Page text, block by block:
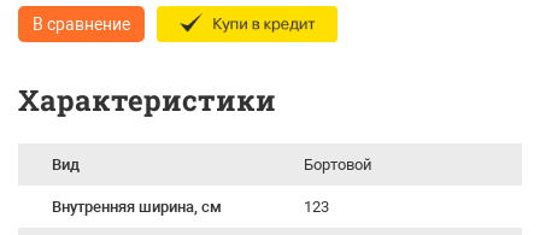
В сравнение
Характеристики
Вид Бортовой
Внутренняя ширина, см 123